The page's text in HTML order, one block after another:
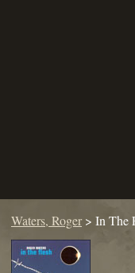
Waters, Roger> In The